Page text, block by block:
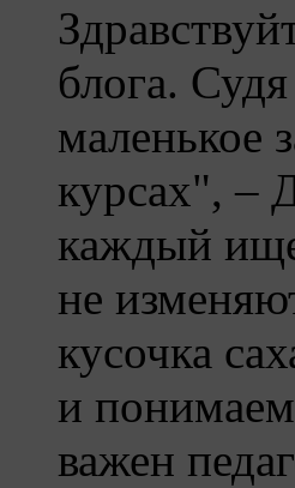
блога.
маленькое
курсах", –
каждый
не
кусочка
и
важен